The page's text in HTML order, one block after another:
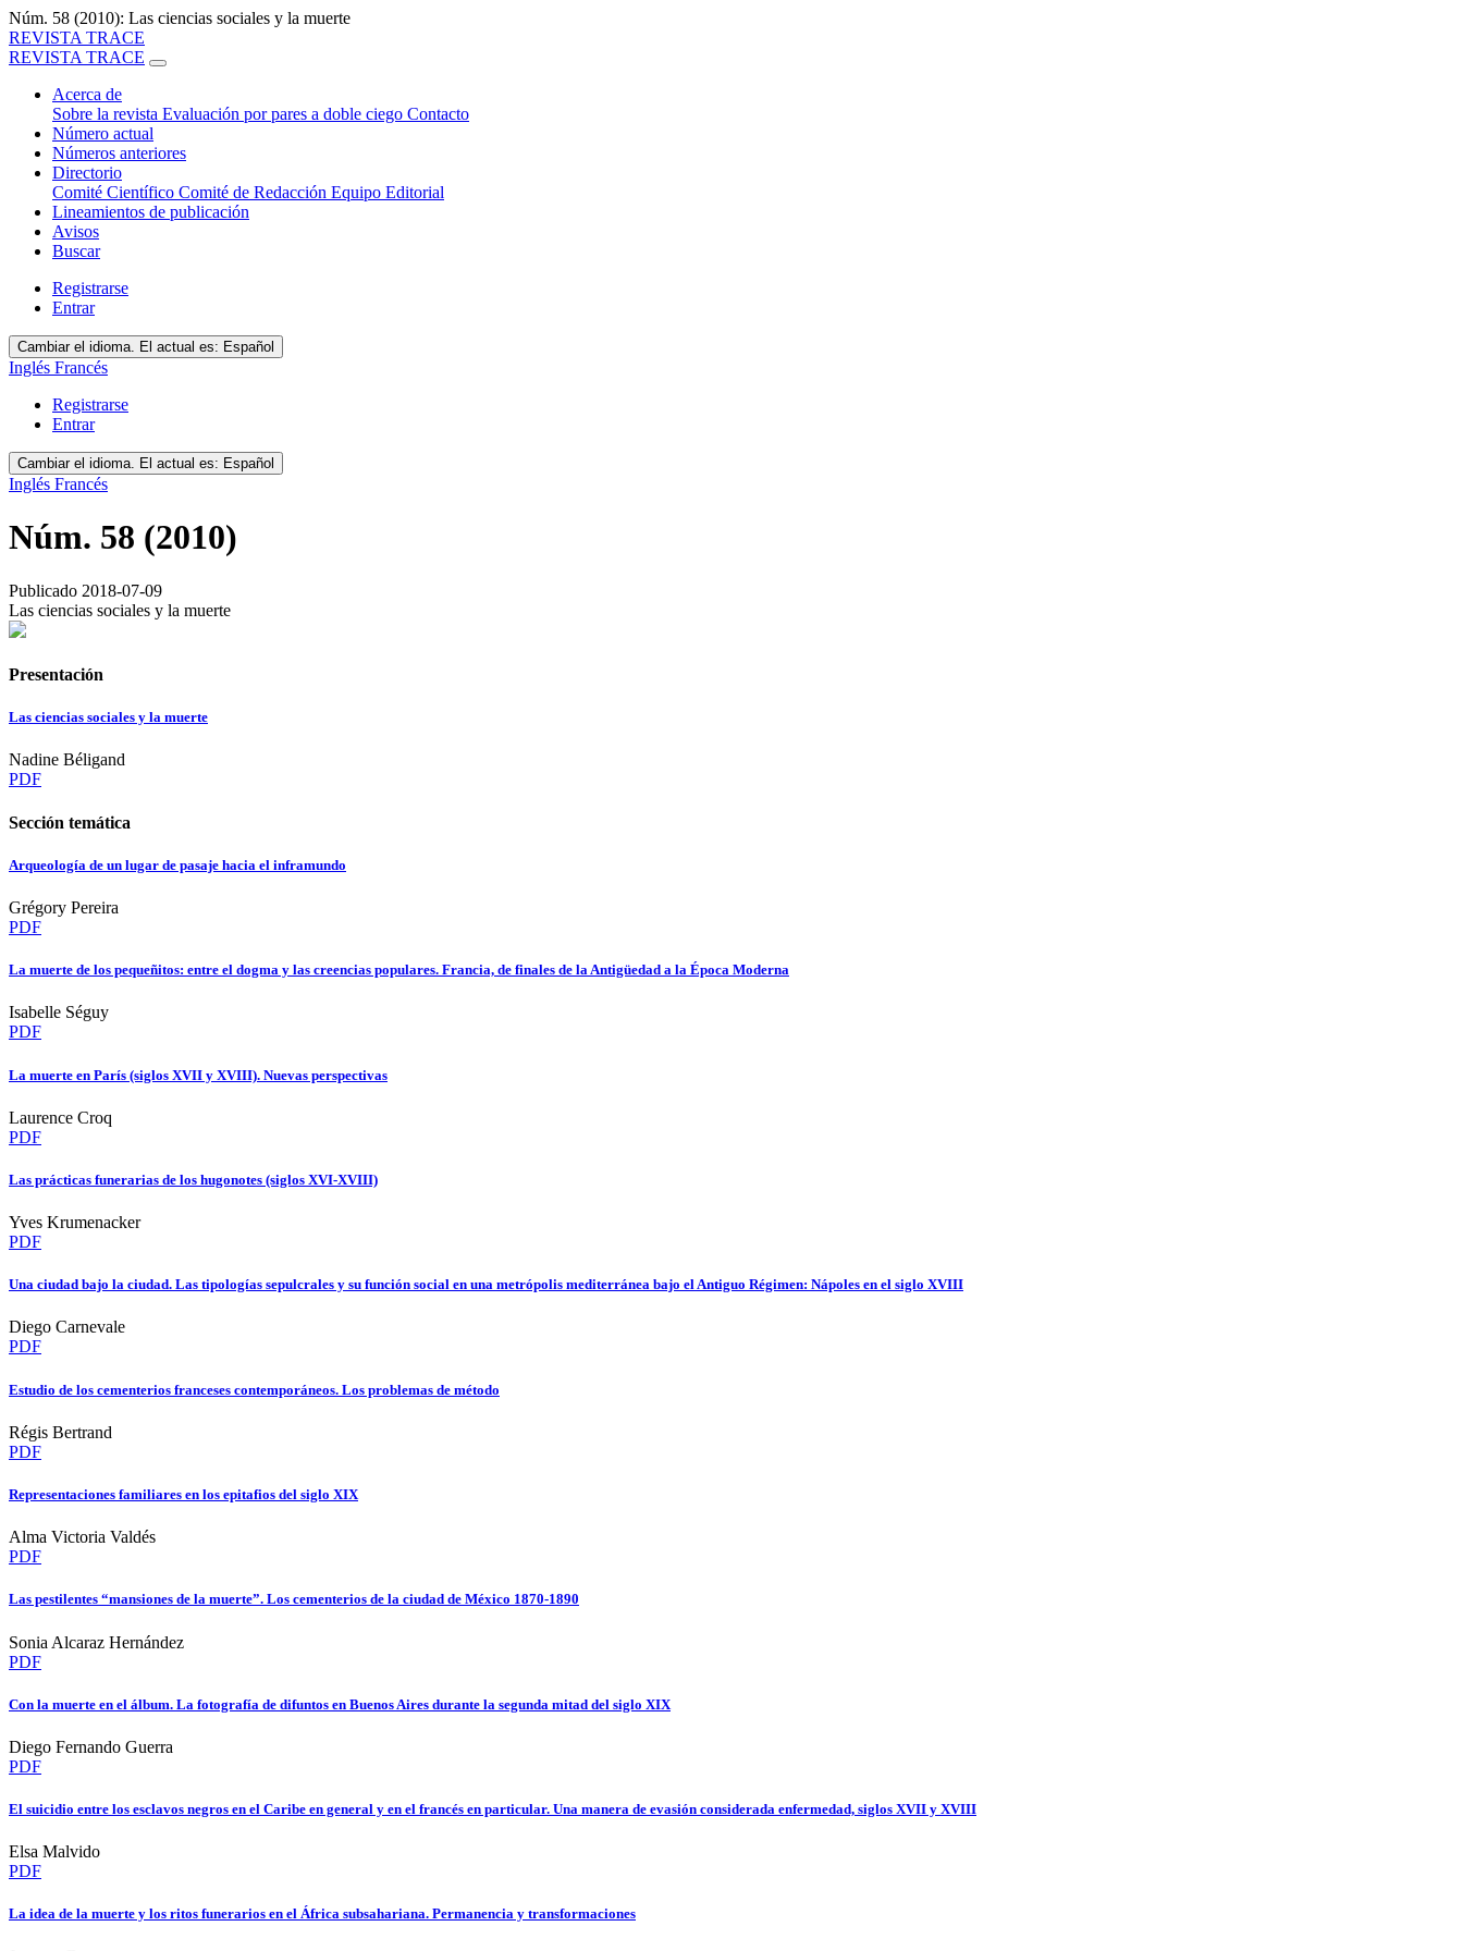
Núm. 58 (2010): Las ciencias sociales y la muerte
REVISTA TRACE
REVISTA TRACE
Acerca de
Sobre la revista Evaluación por pares a doble ciego Contacto
Número actual
Números anteriores
Directorio
Comité Científico Comité de Redacción Equipo Editorial
Lineamientos de publicación
Avisos
Buscar
Registrarse
Entrar
Cambiar el idioma. El actual es: Español
Inglés Francés
Registrarse
Entrar
Cambiar el idioma. El actual es: Español
Inglés Francés
Núm. 58 (2010)
Publicado 2018-07-09
Las ciencias sociales y la muerte
Presentación
Las ciencias sociales y la muerte
Nadine Béligand
PDF
Sección temática
Arqueología de un lugar de pasaje hacia el inframundo
Grégory Pereira
PDF
La muerte de los pequeñitos: entre el dogma y las creencias populares. Francia, de finales de la Antigüedad a la Época Moderna
Isabelle Séguy
PDF
La muerte en París (siglos XVII y XVIII). Nuevas perspectivas
Laurence Croq
PDF
Las prácticas funerarias de los hugonotes (siglos XVI-XVIII)
Yves Krumenacker
PDF
Una ciudad bajo la ciudad. Las tipologías sepulcrales y su función social en una metrópolis mediterránea bajo el Antiguo Régimen: Nápoles en el siglo XVIII
Diego Carnevale
PDF
Estudio de los cementerios franceses contemporáneos. Los problemas de método
Régis Bertrand
PDF
Representaciones familiares en los epitafios del siglo XIX
Alma Victoria Valdés
PDF
Las pestilentes “mansiones de la muerte”. Los cementerios de la ciudad de México 1870-1890
Sonia Alcaraz Hernández
PDF
Con la muerte en el álbum. La fotografía de difuntos en Buenos Aires durante la segunda mitad del siglo XIX
Diego Fernando Guerra
PDF
El suicidio entre los esclavos negros en el Caribe en general y en el francés en particular. Una manera de evasión considerada enfermedad, siglos XVII y XVIII
Elsa Malvido
PDF
La idea de la muerte y los ritos funerarios en el África subsahariana. Permanencia y transformaciones